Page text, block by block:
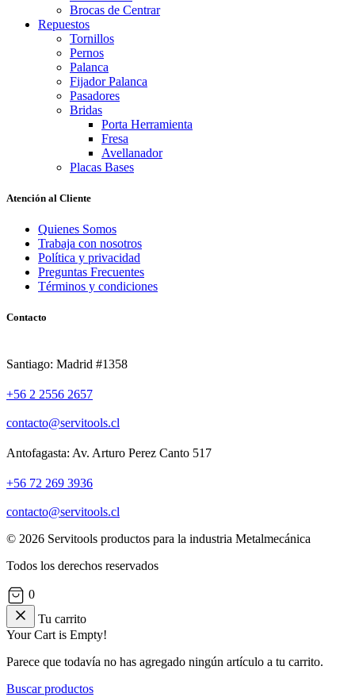
Brocas de Centrar
Repuestos
Tornillos
Pernos
Palanca
Fijador Palanca
Pasadores
Bridas
Porta Herramienta
Fresa
Avellanador
Placas Bases
Atención al Cliente
Quienes Somos
Trabaja con nosotros
Política y privacidad
Preguntas Frecuentes
Términos y condiciones
Contacto
Santiago: Madrid #1358
+56 2 2556 2657
contacto@servitools.cl
Antofagasta: Av. Arturo Perez Canto 517
+56 72 269 3936
contacto@servitools.cl
© 2026 Servitools productos para la industria Metalmecánica
Todos los derechos reservados
0
Tu carrito
Your Cart is Empty!
Parece que todavía no has agregado ningún artículo a tu carrito.
Buscar productos